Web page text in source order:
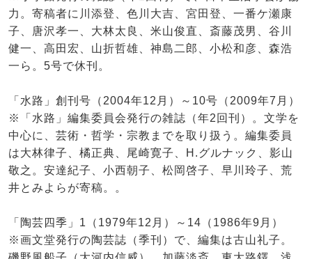
力。寄稿者に川添登、色川大吉、宮田登、一番ケ瀬康
子、唐沢孝一、大林太良、米山俊直、斎藤茂男、谷川
健一、高田宏、山折哲雄、神島二郎、小松和彦、森浩
一ら。5号で休刊。
「水路」創刊号（2004年12月）～10号（2009年7月）
※「水路」編集委員会発行の雑誌（年2回刊）。文学を
中心に、芸術・哲学・宗教までを取り扱う。編集委員
は大林律子、橘正典、尾崎寛子、H.グルナック、影山
敬之。安達紀子、小西朝子、松岡啓子、早川玲子、荒
井とみよらが寄稿。。
「陶芸四季」1（1979年12月）～14（1986年9月）
※画文堂発行の陶芸誌（季刊）で、編集は古山礼子。